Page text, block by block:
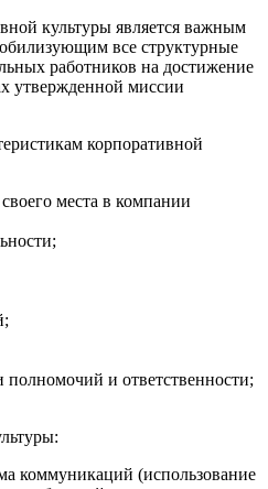
культуры является важным
все структурные
работников на достижение
утвержденной миссии
корпоративной
места в компании
полномочий и ответственности;
коммуникаций (использование